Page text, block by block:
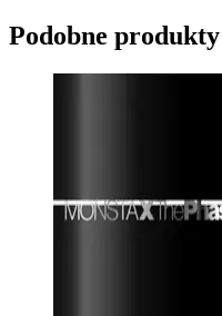
Podobne produkty